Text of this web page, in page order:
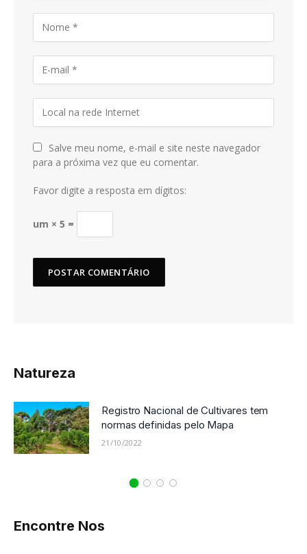
Salve meu nome, e-mail e site neste navegador
para a próxima vez que eu comentar.
Favor digite a resposta em dígitos:
um × 5 =
Natureza
Registro Nacional de Cultivares tem
normas definidas pelo Mapa
21/10/2022
Encontre Nos